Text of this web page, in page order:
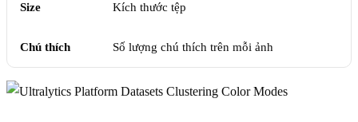
Size Kích thước tệp
Chú thích Số lượng chú thích trên mỗi ảnh